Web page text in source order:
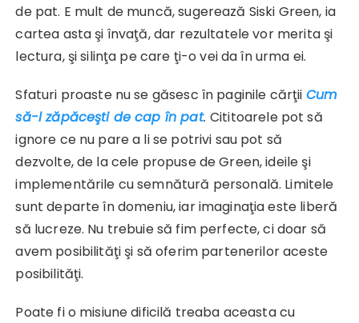
de pat. E mult de muncă, sugerează Siski Green, ia
cartea asta şi învaţă, dar rezultatele vor merita şi
lectura, şi silinţa pe care ţi-o vei da în urma ei.
Sfaturi proaste nu se găsesc în paginile cărţii Cum
să-l zăpăceşti de cap în pat. Cititoarele pot să
ignore ce nu pare a li se potrivi sau pot să
dezvolte, de la cele propuse de Green, ideile şi
implementările cu semnătură personală. Limitele
sunt departe în domeniu, iar imaginaţia este liberă
să lucreze. Nu trebuie să fim perfecte, ci doar să
avem posibilităţi şi să oferim partenerilor aceste
posibilităţi.
Poate fi o misiune dificilă treaba aceasta cu